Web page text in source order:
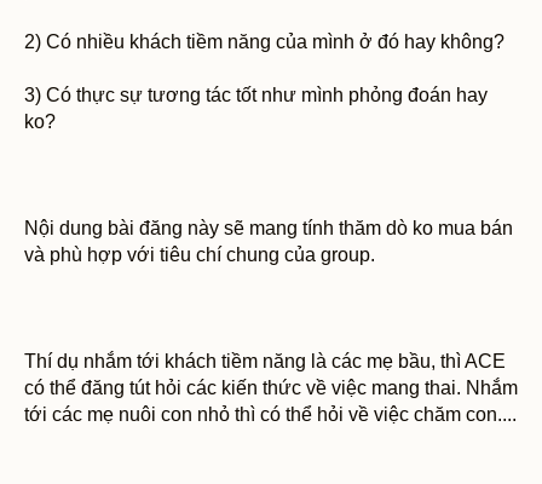
2) Có nhiều khách tiềm năng của mình ở đó hay không?
3) Có thực sự tương tác tốt như mình phỏng đoán hay
ko?
Nội dung bài đăng này sẽ mang tính thăm dò ko mua bán
và phù hợp với tiêu chí chung của group.
Thí dụ nhắm tới khách tiềm năng là các mẹ bầu, thì ACE
có thể đăng tút hỏi các kiến thức về việc mang thai. Nhắm
tới các mẹ nuôi con nhỏ thì có thể hỏi về việc chăm con....